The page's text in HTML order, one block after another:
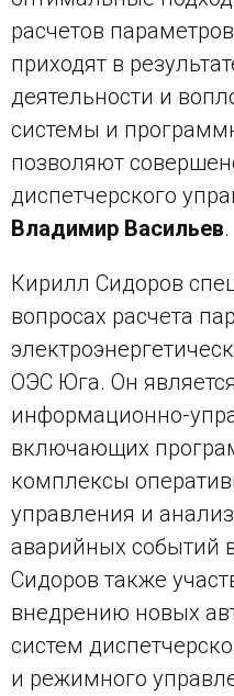
расчетов
приходят в
деятельности и
системы и
позволяют
диспетчерского
Владимир Васильев.
Кирилл Сидоров
вопросах расчета
ОЭС Юга. Он
информационно-
включающих
комплексы
управления и
аварийных событий
Сидоров также
внедрению новых
систем
и режимного